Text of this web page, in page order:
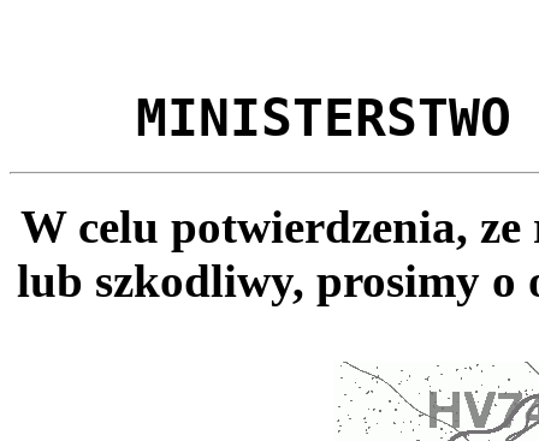
MINISTERSTWO
W celu potwierdzenia,
lub szkodliwy, prosimy o